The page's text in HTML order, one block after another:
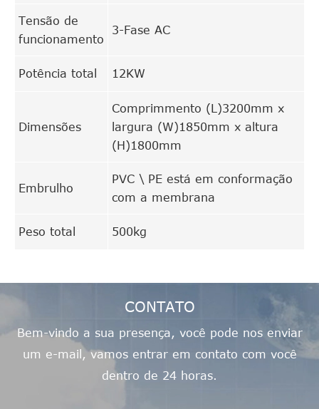
Tensão de
funcionamento
3-Fase AC
Potência total 12KW
Dimensões
Comprimmento (L)3200mm x
largura (W)1850mm x altura
(H)1800mm
Embrulho
PVC \ PE está em conformação
com a membrana
Peso total 500kg
CONTATO
Bem-vindo a sua presença, você pode nos enviar
um e-mail, vamos entrar em contato com você
dentro de 24 horas.